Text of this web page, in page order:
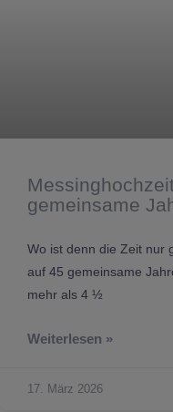
gemeinsame
Wo ist denn die Zeit nur
auf 45 gemeinsame
mehr als 4 ½
Weiterlesen »
17. März 2026